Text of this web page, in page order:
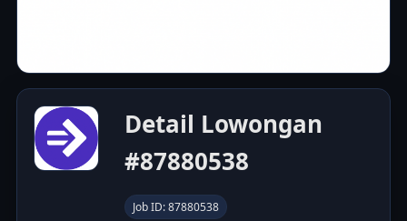
Detail Lowongan
#87880538
Job ID: 87880538